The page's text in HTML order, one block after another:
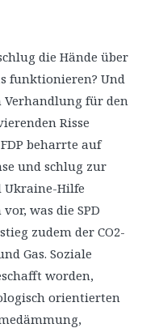
die Hände über
funktionieren? Und
Verhandlung für den
Risse
beharrte auf
und schlug zur
Ukraine-Hilfe
was die SPD
zudem der CO2-
Gas. Soziale
worden,
orientierten